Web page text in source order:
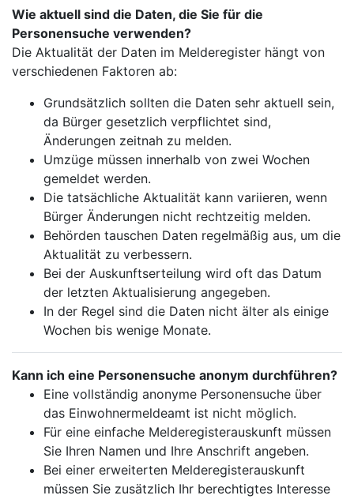
Wie aktuell sind die Daten, die Sie für die
Personensuche verwenden?
Die Aktualität der Daten im Melderegister hängt von
verschiedenen Faktoren ab:
Grundsätzlich sollten die Daten sehr aktuell sein,
da Bürger gesetzlich verpflichtet sind,
Änderungen zeitnah zu melden.
Umzüge müssen innerhalb von zwei Wochen
gemeldet werden.
Die tatsächliche Aktualität kann variieren, wenn
Bürger Änderungen nicht rechtzeitig melden.
Behörden tauschen Daten regelmäßig aus, um die
Aktualität zu verbessern.
Bei der Auskunftserteilung wird oft das Datum
der letzten Aktualisierung angegeben.
In der Regel sind die Daten nicht älter als einige
Wochen bis wenige Monate.
Kann ich eine Personensuche anonym durchführen?
Eine vollständig anonyme Personensuche über
das Einwohnermeldeamt ist nicht möglich.
Für eine einfache Melderegisterauskunft müssen
Sie Ihren Namen und Ihre Anschrift angeben.
Bei einer erweiterten Melderegisterauskunft
müssen Sie zusätzlich Ihr berechtigtes Interesse